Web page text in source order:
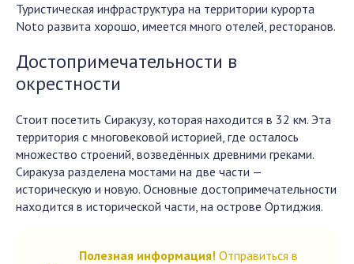
Туристическая инфраструктура на территории курорта
Noto развита хорошо, имеется много отелей, ресторанов.
Достопримечательности в
окрестности
Стоит посетить Сиракузу, которая находится в 32 км. Эта
территория с многовековой историей, где осталось
множество строений, возведённых древними греками.
Сиракуза разделена мостами на две части —
историческую и новую. Основные достопримечательности
находится в исторической части, на острове Ортиджия.
Полезная информация! Отправиться в